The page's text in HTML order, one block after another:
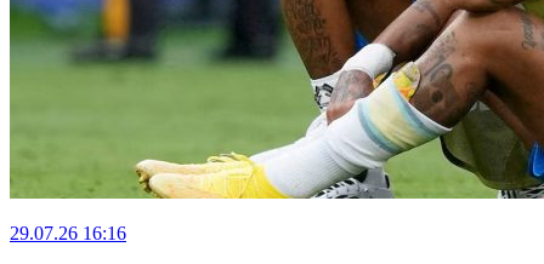
29.07.26 16:16